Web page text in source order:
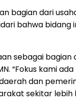
bagian dari
bahwa
sebagai
“Fokus kami
dan
sekitar lebih